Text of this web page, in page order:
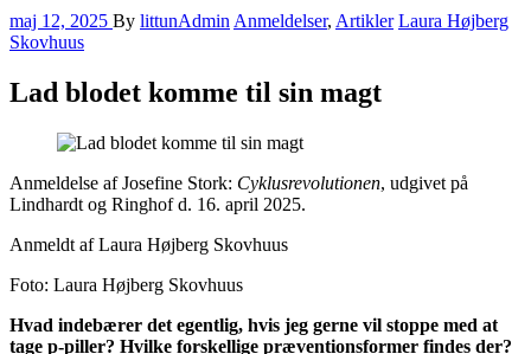
maj 12, 2025 By littunAdmin Anmeldelser, Artikler Laura Højberg
Skovhuus
Lad blodet komme til sin magt
Anmeldelse af Josefine Stork: Cyklusrevolutionen, udgivet på
Lindhardt og Ringhof d. 16. april 2025.
Anmeldt af Laura Højberg Skovhuus
Foto: Laura Højberg Skovhuus
Hvad indebærer det egentlig, hvis jeg gerne vil stoppe med at
tage p-piller? Hvilke forskellige præventionsformer findes der?